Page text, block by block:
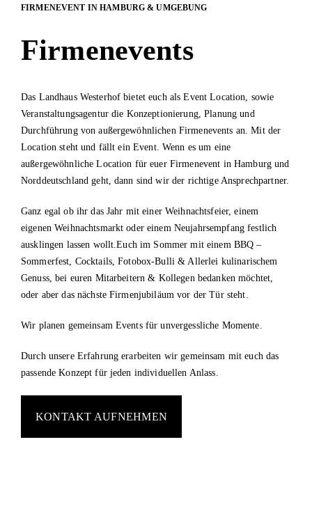
FIRMENEVENT IN HAMBURG & UMGEBUNG
Firmenevents
Das Landhaus Westerhof bietet euch als Event Location, sowie
Veranstaltungsagentur die Konzeptionierung, Planung und
Durchführung von außergewöhnlichen Firmenevents an. Mit der
Location steht und fällt ein Event. Wenn es um eine
außergewöhnliche Location für euer Firmenevent in Hamburg und
Norddeutschland geht, dann sind wir der richtige Ansprechpartner.
Ganz egal ob ihr das Jahr mit einer Weihnachtsfeier, einem
eigenen Weihnachtsmarkt oder einem Neujahrsempfang festlich
ausklingen lassen wollt.Euch im Sommer mit einem BBQ –
Sommerfest, Cocktails, Fotobox-Bulli & Allerlei kulinarischem
Genuss, bei euren Mitarbeitern & Kollegen bedanken möchtet,
oder aber das nächste Firmenjubiläum vor der Tür steht.
Wir planen gemeinsam Events für unvergessliche Momente.
Durch unsere Erfahrung erarbeiten wir gemeinsam mit euch das
passende Konzept für jeden individuellen Anlass.
KONTAKT AUFNEHMEN